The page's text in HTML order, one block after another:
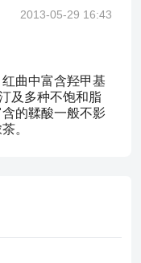
2013-05-29 16:43
曲中富含羟甲基
及多种不饱和脂
的鞣酸一般不影
。